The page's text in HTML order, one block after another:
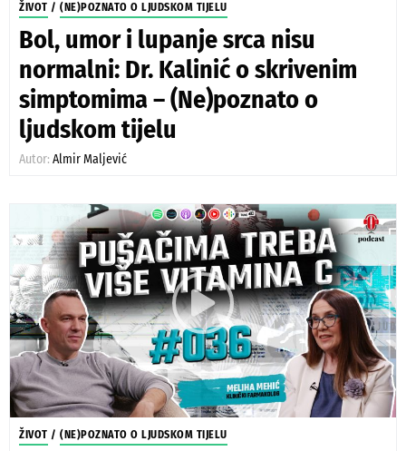
ŽIVOT / (NE)POZNATO O LJUDSKOM TIJELU
Bol, umor i lupanje srca nisu
normalni: Dr. Kalinić o skrivenim
simptomima – (Ne)poznato o
ljudskom tijelu
Autor: Almir Maljević
ŽIVOT / (NE)POZNATO O LJUDSKOM TIJELU